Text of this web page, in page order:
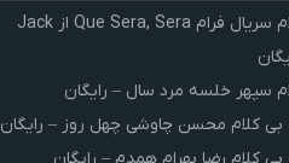
آهنگ بی کلام سریال فرام Que Sera, Sera از Jack
سپهر خلسه مرد سال – رایگان
بی کلام محسن چاوشی چهل روز – رایگان